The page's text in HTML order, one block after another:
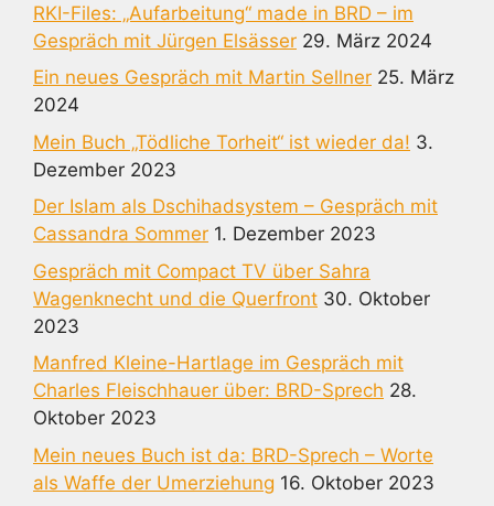
RKI-Files: „Aufarbeitung“ made in BRD – im
Gespräch mit Jürgen Elsässer 29. März 2024
Ein neues Gespräch mit Martin Sellner 25. März
2024
Mein Buch „Tödliche Torheit“ ist wieder da! 3.
Dezember 2023
Der Islam als Dschihadsystem – Gespräch mit
Cassandra Sommer 1. Dezember 2023
Gespräch mit Compact TV über Sahra
Wagenknecht und die Querfront 30. Oktober
2023
Manfred Kleine-Hartlage im Gespräch mit
Charles Fleischhauer über: BRD-Sprech 28.
Oktober 2023
Mein neues Buch ist da: BRD-Sprech – Worte
als Waffe der Umerziehung 16. Oktober 2023